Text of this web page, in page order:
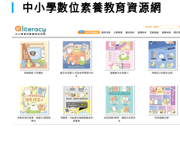
中小學數位素養教育資源網